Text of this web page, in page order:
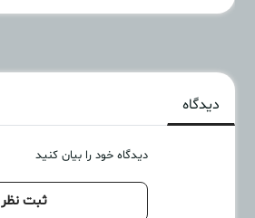
دیدگاه
دیدگاه خود را بیان کنید
ثبت نظر